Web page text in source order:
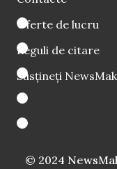
Oferte de lucru
Reguli de citare
Susțineți
© 2024